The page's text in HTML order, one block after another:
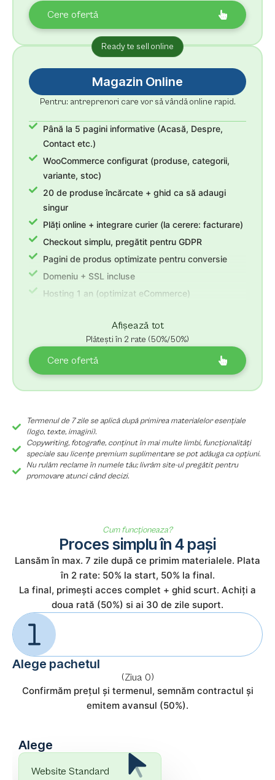
Cere ofertă
Magazin Online
Pentru: antreprenori care vor să vândă online rapid.
Până la 5 pagini informative (Acasă, Despre,
Contact etc.)
WooCommerce configurat (produse, categorii,
variante, stoc)
20 de produse încărcate + ghid ca să adaugi
singur
Plăți online + integrare curier (la cerere: facturare)
Checkout simplu, pregătit pentru GDPR
Pagini de produs optimizate pentru conversie
Domeniu + SSL incluse
Hosting 1 an (optimizat eCommerce)
Afișează tot
Plătești în 2 rate (50%/50%)
Cere ofertă
Ready te sell online
Termenul de 7 zile se aplică după primirea materialelor esențiale
(logo, texte, imagini).
Copywriting, fotografie, conținut în mai multe limbi, funcționalități
speciale sau licențe premium suplimentare se pot adăuga ca opțiuni.
Nu rulăm reclame în numele tău; livrăm site-ul pregătit pentru
promovare atunci când decizi.
Cum funcționeaza?
Proces simplu în 4 pași
Lansăm în max. 7 zile după ce primim materialele. Plata
în 2 rate: 50% la start, 50% la final.
La final, primești acces complet + ghid scurt. Achiți a
doua rată (50%) si ai 30 de zile suport.
Alege pachetul
(Ziua 0)
Confirmăm prețul și termenul, semnăm contractul și
emitem avansul (50%).
Alege
Website Standard